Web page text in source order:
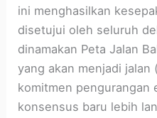
ini menghasilkan
disetujui oleh seluruh
dinamakan Peta Jalan
yang akan menjadi jalan
komitmen pengurangan
konsensus baru lebih